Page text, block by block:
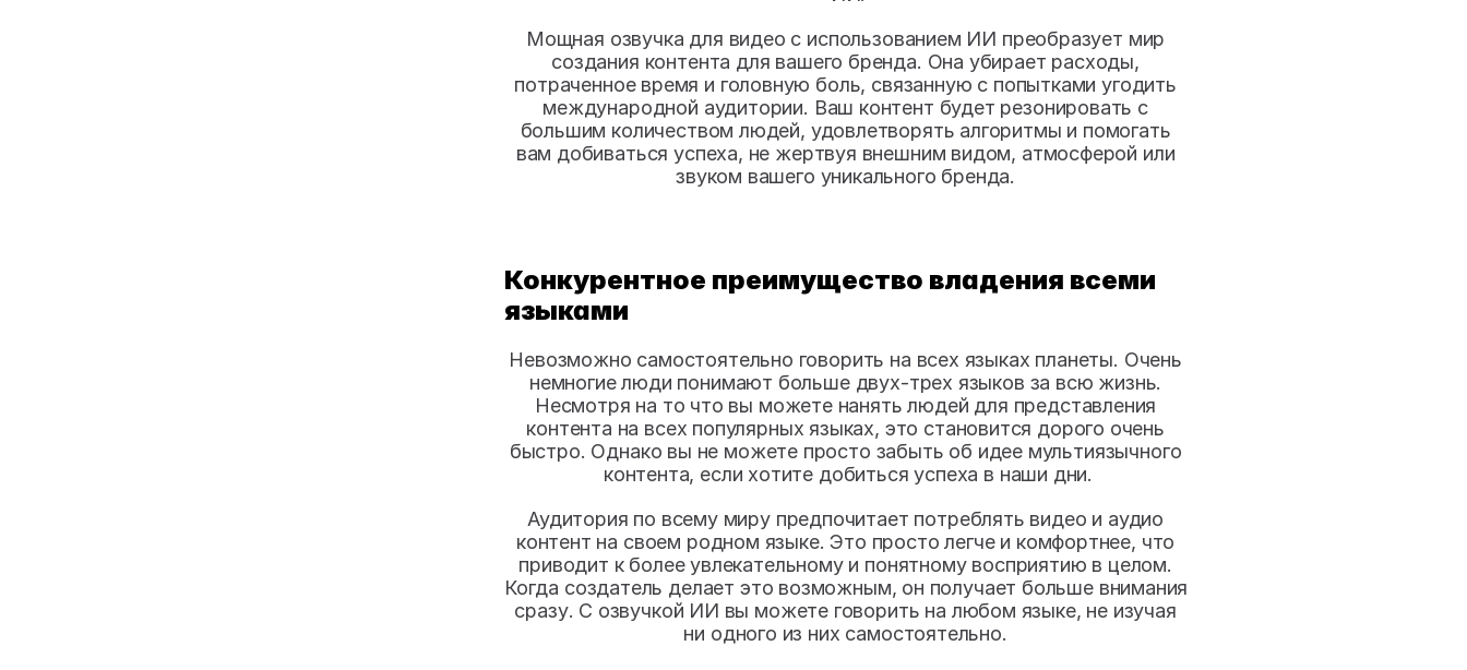
Мощная озвучка для видео с использованием ИИ преобразует мир
создания контента для вашего бренда. Она убирает расходы,
потраченное время и головную боль, связанную с попытками угодить
международной аудитории. Ваш контент будет резонировать с
большим количеством людей, удовлетворять алгоритмы и помогать
вам добиваться успеха, не жертвуя внешним видом, атмосферой или
звуком вашего уникального бренда.
Конкурентное преимущество владения всеми
языками
Невозможно самостоятельно говорить на всех языках планеты. Очень
немногие люди понимают больше двух-трех языков за всю жизнь.
Несмотря на то что вы можете нанять людей для представления
контента на всех популярных языках, это становится дорого очень
быстро. Однако вы не можете просто забыть об идее мультиязычного
контента, если хотите добиться успеха в наши дни.
Аудитория по всему миру предпочитает потреблять видео и аудио
контент на своем родном языке. Это просто легче и комфортнее, что
приводит к более увлекательному и понятному восприятию в целом.
Когда создатель делает это возможным, он получает больше внимания
сразу. С озвучкой ИИ вы можете говорить на любом языке, не изучая
ни одного из них самостоятельно.